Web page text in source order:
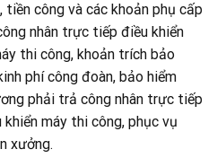
công và các khoản phụ cấp
nhân trực tiếp điều khiển
thi công, khoản trích bảo
phí công đoàn, bảo hiểm
phải trả công nhân trực tiếp
máy thi công, phục vụ
xưởng.